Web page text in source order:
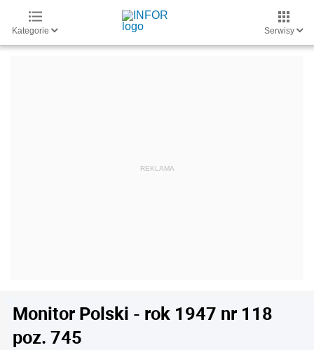
Kategorie Serwisy
Monitor Polski - rok 1947 nr 118
poz. 745